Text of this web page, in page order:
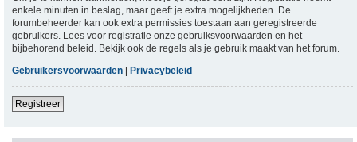
enkele minuten in beslag, maar geeft je extra mogelijkheden. De
forumbeheerder kan ook extra permissies toestaan aan geregistreerde
gebruikers. Lees voor registratie onze gebruiksvoorwaarden en het
bijbehorend beleid. Bekijk ook de regels als je gebruik maakt van het forum.
Gebruikersvoorwaarden | Privacybeleid
Registreer